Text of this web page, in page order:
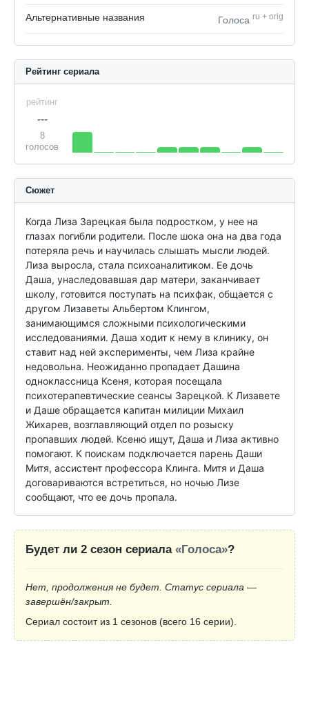
Альтернативные названия Голоса ru + orig
Рейтинг сериала
рейтинг
---
8
голосов
Сюжет
Когда Лиза Зарецкая была подростком, у нее на
глазах погибли родители. После шока она на два года
потеряла речь и научилась слышать мысли людей.
Лиза выросла, стала психоаналитиком. Ее дочь
Даша, унаследовавшая дар матери, заканчивает
школу, готовится поступать на психфак, общается с
другом Лизаветы Альбертом Клингом,
занимающимся сложными психологическими
исследованиями. Даша ходит к нему в клинику, он
ставит над ней эксперименты, чем Лиза крайне
недовольна. Неожиданно пропадает Дашина
одноклассница Ксеня, которая посещала
психотерапевтические сеансы Зарецкой. К Лизавете
и Даше обращается капитан милиции Михаил
Жихарев, возглавляющий отдел по розыску
пропавших людей. Ксеню ищут, Даша и Лиза активно
помогают. К поискам подключается парень Даши
Митя, ассистент профессора Клинга. Митя и Даша
договариваются встретиться, но ночью Лизе
сообщают, что ее дочь пропала.
Будет ли 2 сезон сериала «Голоса»?
Нет, продолжения не будет. Статус сериала —
завершён/закрыт.
Сериал состоит из 1 сезонов (всего 16 серии).